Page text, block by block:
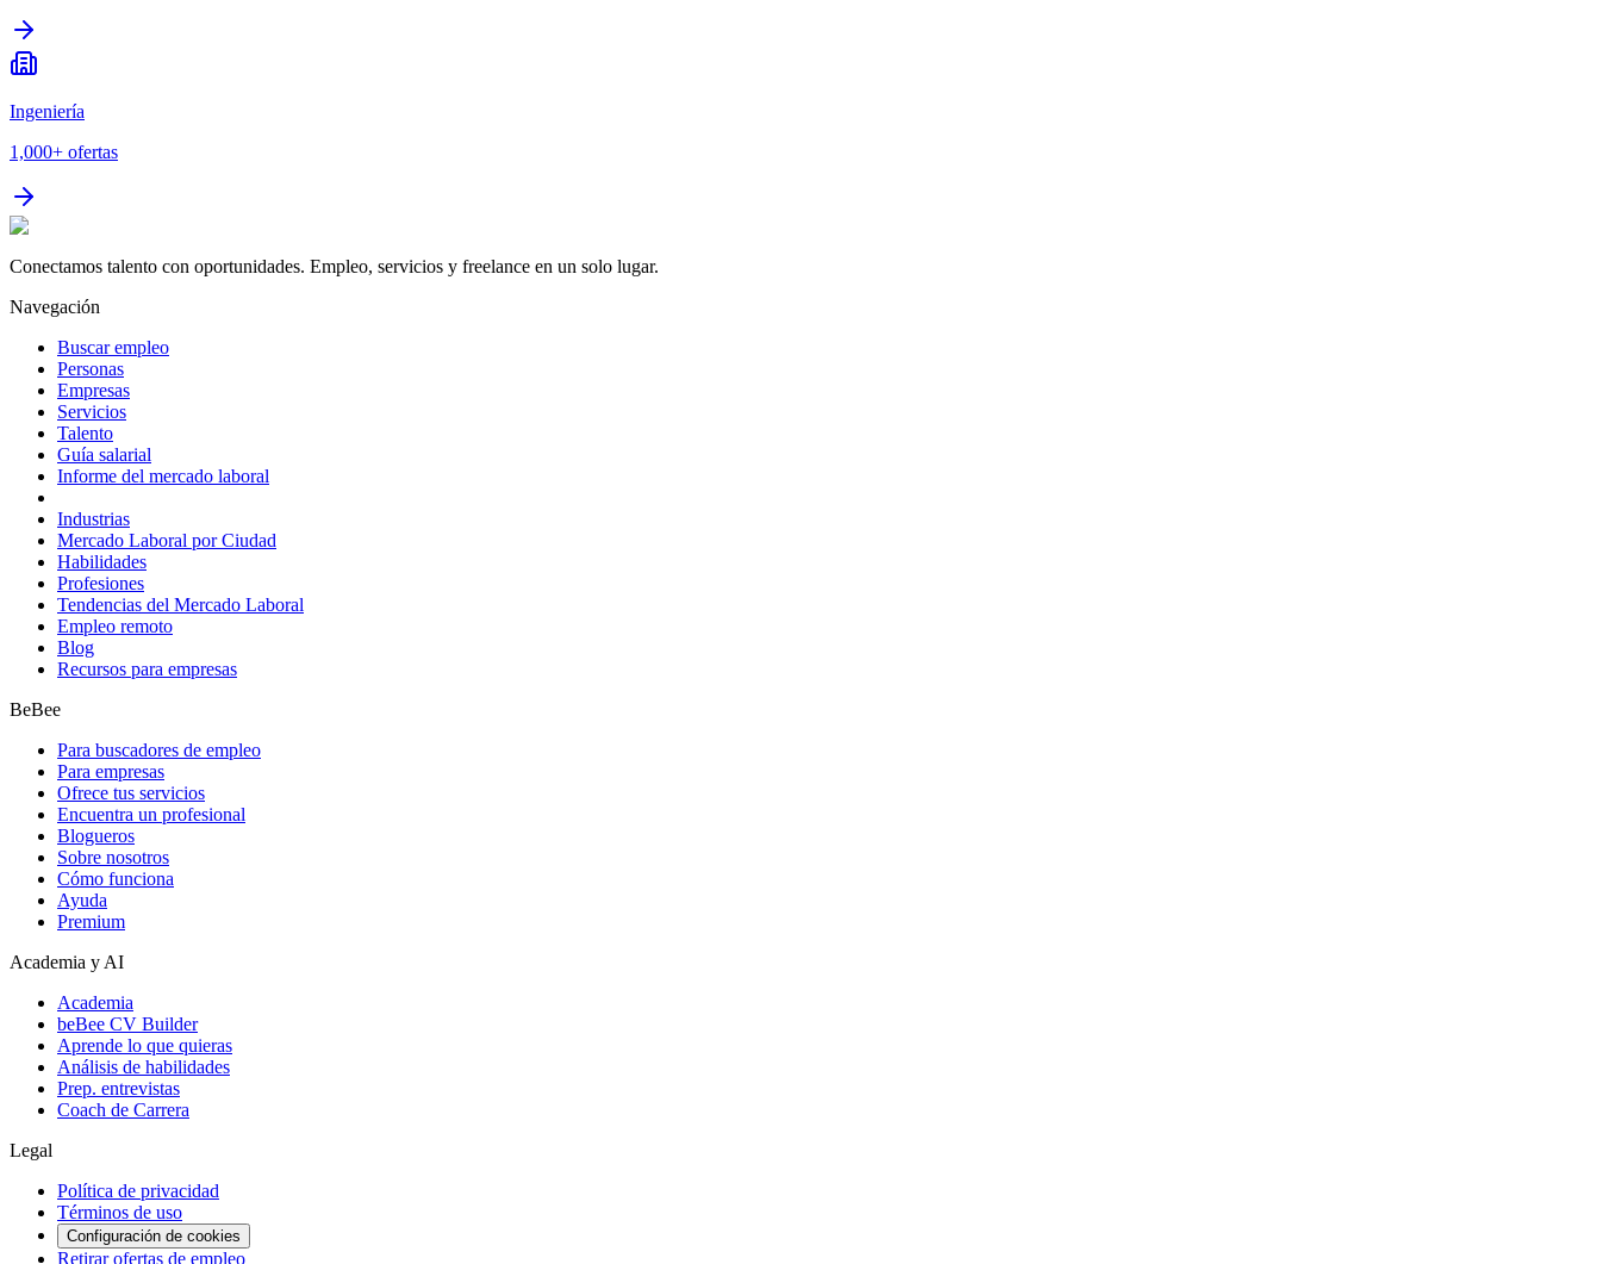
Ingeniería
1,000+ ofertas
Conectamos talento con oportunidades. Empleo, servicios y freelance en un solo lugar.
Navegación
Buscar empleo
Personas
Empresas
Servicios
Talento
Guía salarial
Informe del mercado laboral
Industrias
Mercado Laboral por Ciudad
Habilidades
Profesiones
Tendencias del Mercado Laboral
Empleo remoto
Blog
Recursos para empresas
BeBee
Para buscadores de empleo
Para empresas
Ofrece tus servicios
Encuentra un profesional
Blogueros
Sobre nosotros
Cómo funciona
Ayuda
Premium
Academia y AI
Academia
beBee CV Builder
Aprende lo que quieras
Análisis de habilidades
Prep. entrevistas
Coach de Carrera
Legal
Política de privacidad
Términos de uso
Configuración de cookies
Retirar ofertas de empleo